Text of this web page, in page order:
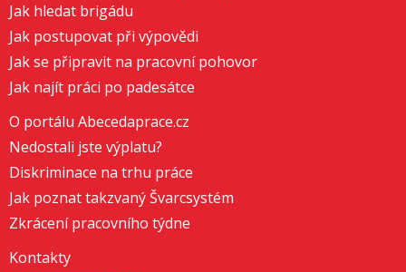
Jak hledat brigádu
Jak postupovat při výpovědi
Jak se připravit na pracovní pohovor
Jak najít práci po padesátce
O portálu Abecedaprace.cz
Nedostali jste výplatu?
Diskriminace na trhu práce
Jak poznat takzvaný Švarcsystém
Zkrácení pracovního týdne
Kontakty